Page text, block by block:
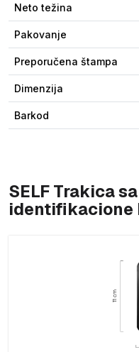
Neto težina
Pakovanje
Preporučena štampa
Dimenzija
Barkod
SELF Trakica
identifikacione